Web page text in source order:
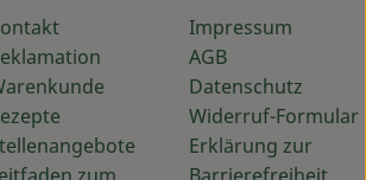
zum
Impressum
AGB
Datenschutz
Widerruf-Formular
Erklärung zur
Barrierefreiheit